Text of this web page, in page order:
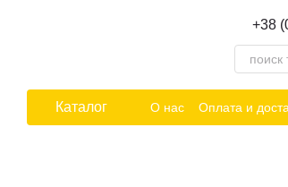
+38
Каталог О нас Оплата и